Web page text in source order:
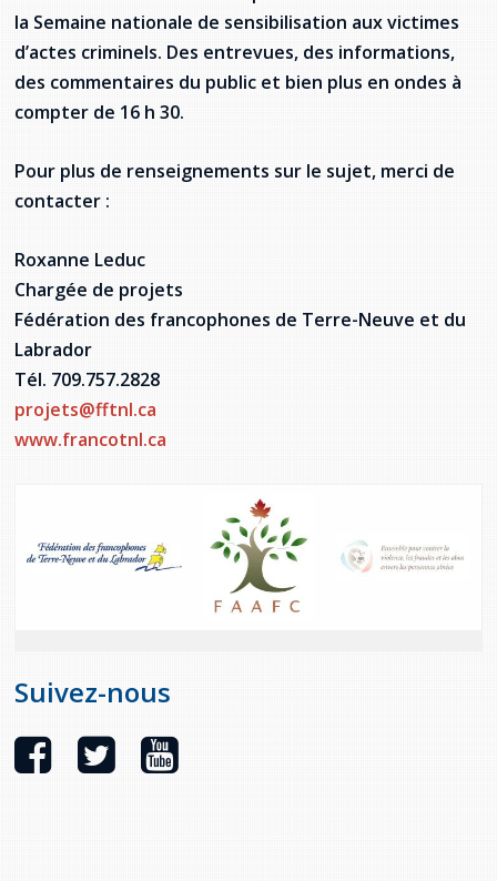
la Semaine nationale de sensibilisation aux victimes
d’actes criminels. Des entrevues, des informations,
des commentaires du public et bien plus en ondes à
compter de 16 h 30.
Pour plus de renseignements sur le sujet, merci de
contacter :
Roxanne Leduc
Chargée de projets
Fédération des francophones de Terre-Neuve et du
Labrador
Tél. 709.757.2828
projets@fftnl.ca
www.francotnl.ca
Suivez-nous